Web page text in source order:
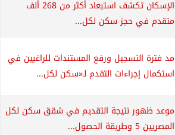
الإسكان تكشف استبعاد أكثر من 268 ألف
متقدم في حجز سكن لكل...
مد فترة التسجيل ورفع المستندات للراغبين في
استكمال إجراءات التقدم لـ«سكن لكل...
موعد ظهور نتيجة التقديم في شقق سكن لكل
المصريين 5 وطريقة الحصول...